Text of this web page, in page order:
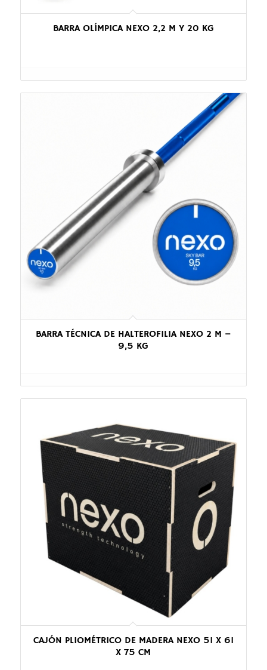
BARRA OLÍMPICA NEXO 2,2 M Y 20 KG
BARRA TÉCNICA DE HALTEROFILIA NEXO 2 M –
9,5 KG
CAJÓN PLIOMÉTRICO DE MADERA NEXO 51 X 61
X 75 CM